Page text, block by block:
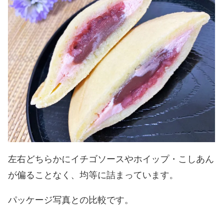
左右どちらかにイチゴソースやホイップ・こしあん
が偏ることなく、均等に詰まっています。
パッケージ写真との比較です。